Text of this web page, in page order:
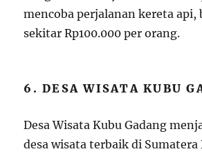
mencoba perjalanan kereta api,
sekitar Rp100.000 per orang.
6. DESA WISATA KUBU
Desa Wisata Kubu Gadang
desa wisata terbaik di Sumatera